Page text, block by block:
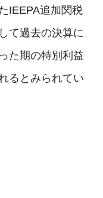
IEEPA追加関税
て過去の決算に
た期の特別利益
るとみられてい